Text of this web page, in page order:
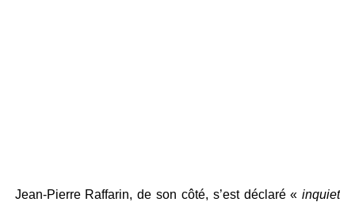
Jean-Pierre Raffarin, de son côté, s’est déclaré «inquiet